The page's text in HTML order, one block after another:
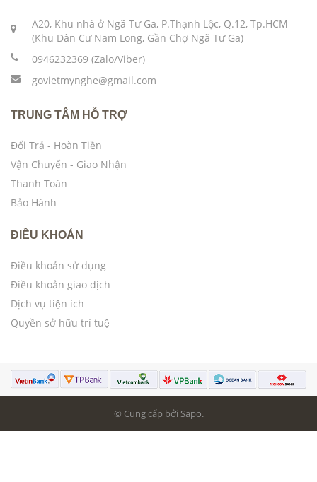
A20, Khu nhà ở Ngã Tư Ga, P.Thạnh Lộc, Q.12, Tp.HCM
(Khu Dân Cư Nam Long, Gần Chợ Ngã Tư Ga)
0946232369 (Zalo/Viber)
govietmynghe@gmail.com
TRUNG TÂM HỖ TRỢ
Đổi Trả - Hoàn Tiền
Vận Chuyển - Giao Nhận
Thanh Toán
Bảo Hành
ĐIỀU KHOẢN
Điều khoản sử dụng
Điều khoản giao dịch
Dịch vụ tiện ích
Quyền sở hữu trí tuệ
© Cung cấp bởi Sapo.